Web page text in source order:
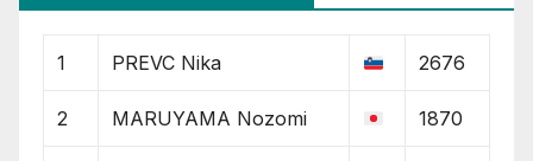
1 PREVC Nika 2676
2 MARUYAMA Nozomi 1870